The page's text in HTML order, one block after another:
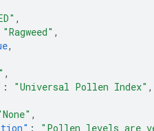
,
"Ragweed" ,
,
,
: "Universal Pollen Index" ,
,
: "Pollen levels are